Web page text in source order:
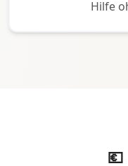
Hilfe